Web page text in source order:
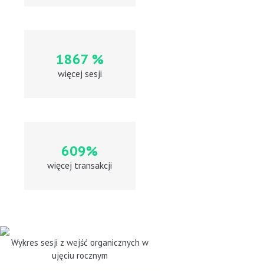
1867 %
więcej sesji
609%
więcej transakcji
Wykres sesji z wejść organicznych w
ujęciu rocznym